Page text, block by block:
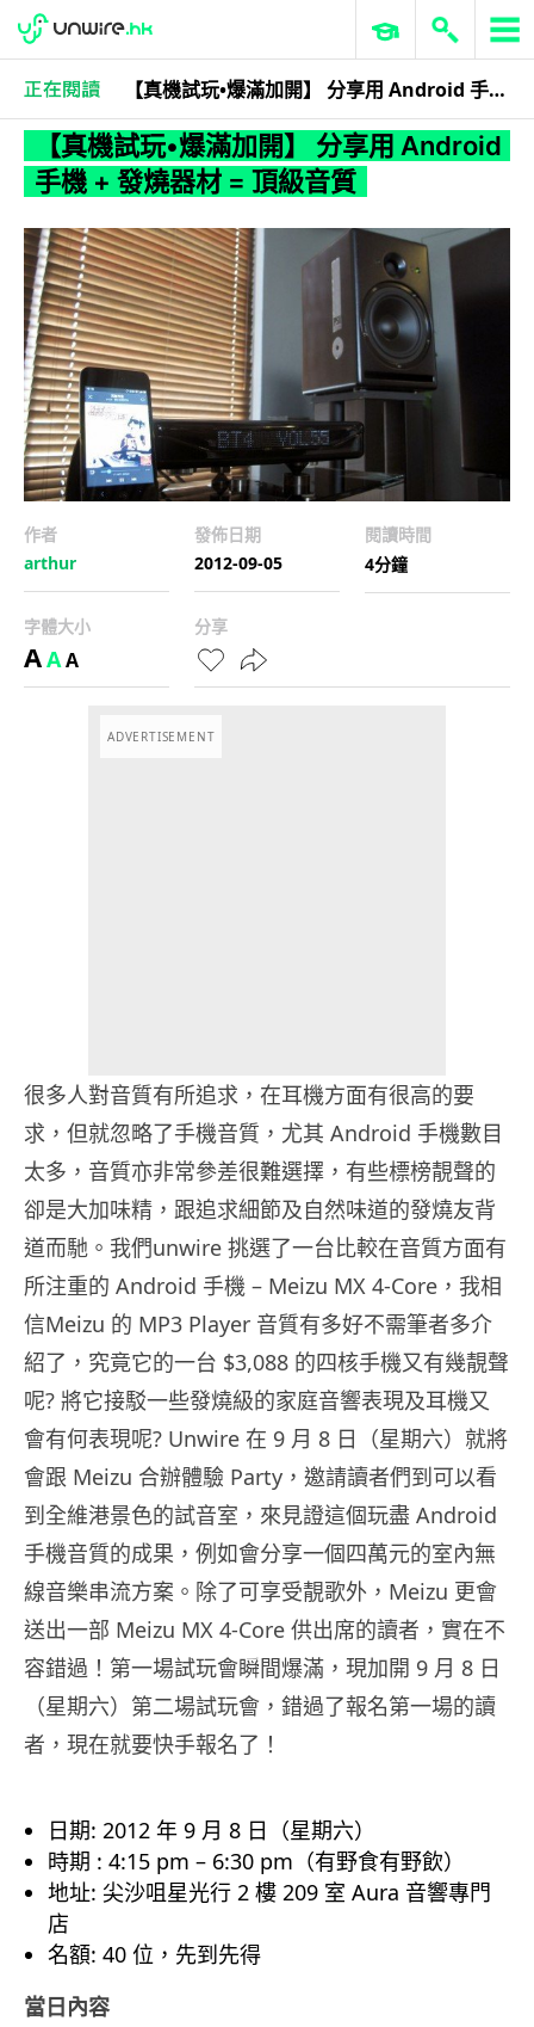
【真機試玩•爆滿加開】 分享用 Android 手機 + 發燒器材 = 頂級音質
其他專題 網站最新動向
【真機試玩•爆滿加開】 分享用 Android
手機 + 發燒器材 = 頂級音質
作者
arthur
發佈日期
2012-09-05
閱讀時間
4分鐘
字體大小
AAA
分享
ADVERTISEMENT
很多人對音質有所追求，在耳機方面有很高的要
求，但就忽略了手機音質，尤其 Android 手機數目
太多，音質亦非常參差很難選擇，有些標榜靚聲的
卻是大加味精，跟追求細節及自然味道的發燒友背
道而馳。我們unwire 挑選了一台比較在音質方面有
所注重的 Android 手機 – Meizu MX 4-Core，我相
信Meizu 的 MP3 Player 音質有多好不需筆者多介
紹了，究竟它的一台 $3,088 的四核手機又有幾靚聲
呢? 將它接駁一些發燒級的家庭音響表現及耳機又
會有何表現呢? Unwire 在 9 月 8 日（星期六）就將
會跟 Meizu 合辦體驗 Party，邀請讀者們到可以看
到全維港景色的試音室，來見證這個玩盡 Android
手機音質的成果，例如會分享一個四萬元的室內無
線音樂串流方案。除了可享受靚歌外，Meizu 更會
送出一部 Meizu MX 4-Core 供出席的讀者，實在不
容錯過！第一場試玩會瞬間爆滿，現加開 9 月 8 日
（星期六）第二場試玩會，錯過了報名第一場的讀
者，現在就要快手報名了！
日期: 2012 年 9 月 8 日（星期六）
時期 : 4:15 pm – 6:30 pm（有野食有野飲）
地址: 尖沙咀星光行 2 樓 209 室 Aura 音響專門
店
名額: 40 位，先到先得
當日內容